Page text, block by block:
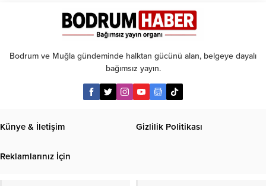
Bodrum ve Muğla gündeminde halktan gücünü alan, belgeye dayalı
bağımsız yayın.
Künye & İletişim Gizlilik Politikası
Reklamlarınız İçin